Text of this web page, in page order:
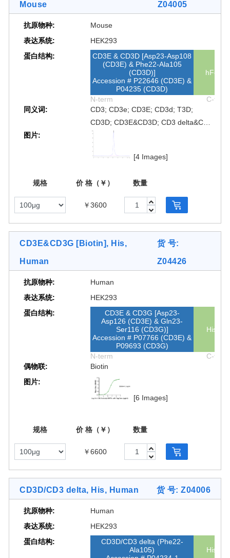
Mouse Z04005
抗原物种:
Mouse
表达系统:
HEK293
蛋白结构:
CD3E & CD3D [Asp23-Asp108
(CD3E) & Phe22-Ala105
(CD3D)]
Accession # P22646 (CD3E) &
P04235 (CD3D)
hFc
N-term
C-term
同义词:
CD3; CD3e; CD3E; CD3d; T3D;
CD3D; CD3E&CD3D; CD3 delta&CD3
epsilon
图片:
[4 Images]
规格 价 格（￥） 数量
￥3600
CD3E&CD3G [Biotin], His,
Human
货 号:
Z04426
抗原物种:
Human
表达系统:
HEK293
蛋白结构:
CD3E & CD3G [Asp23-
Asp126 (CD3E) & Gln23-
Ser116 (CD3G)]
Accession # P07766 (CD3E) &
P09693 (CD3G)
His
N-term
C-term
偶物联:
Biotin
图片:
[6 Images]
规格 价 格（￥） 数量
￥6600
CD3D/CD3 delta, His, Human 货 号: Z04006
抗原物种:
Human
表达系统:
HEK293
蛋白结构:
CD3D/CD3 delta (Phe22-
Ala105)
His